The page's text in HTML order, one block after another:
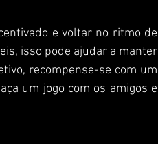
isso pode ajudar a manter
recompense-se com um
um jogo com os amigos e